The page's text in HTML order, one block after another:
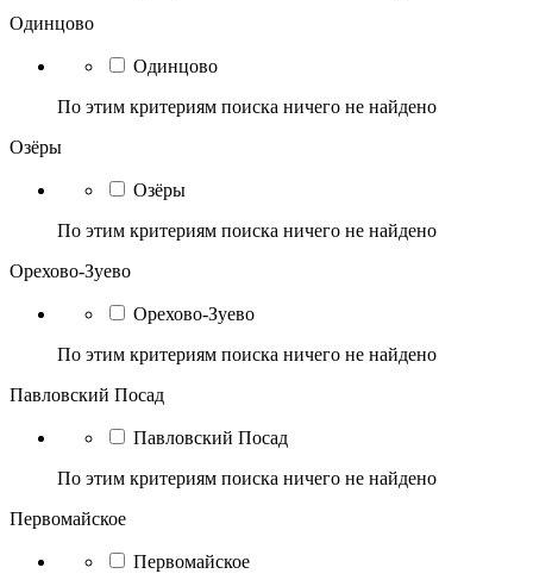
Одинцово
Одинцово
По этим критериям поиска ничего не найдено
Озёры
Озёры
По этим критериям поиска ничего не найдено
Орехово-Зуево
Орехово-Зуево
По этим критериям поиска ничего не найдено
Павловский Посад
Павловский Посад
По этим критериям поиска ничего не найдено
Первомайское
Первомайское